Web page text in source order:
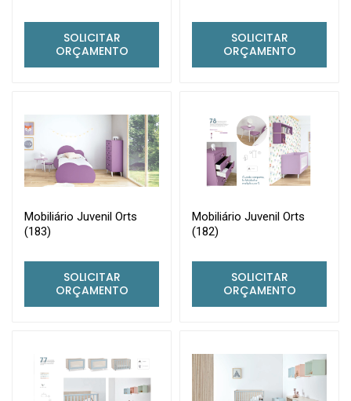
SOLICITAR
ORÇAMENTO
SOLICITAR
ORÇAMENTO
Mobiliário Juvenil Orts
(183)
SOLICITAR
ORÇAMENTO
Mobiliário Juvenil Orts
(182)
SOLICITAR
ORÇAMENTO